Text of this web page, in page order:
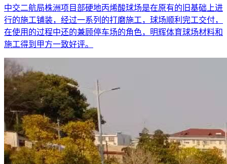
中交二航局株洲项目部硬地丙烯酸球场是在原有的旧基础上进
行的施工铺装，经过一系列的打磨施工，球场顺利完工交付，
在使用的过程中还的兼顾停车场的角色，明辉体育球场材料和
施工得到甲方一致好评。